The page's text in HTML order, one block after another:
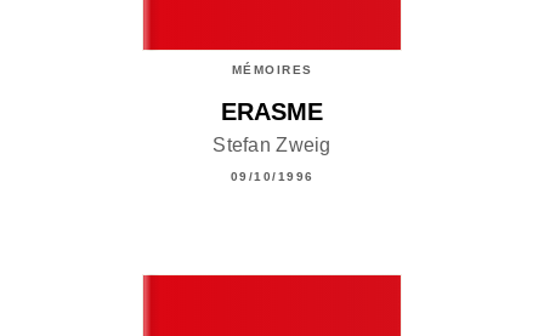
MÉMOIRES
ERASME
Stefan Zweig
09/10/1996